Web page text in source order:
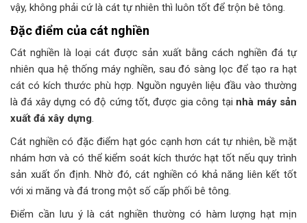
vậy, không phải cứ là cát tự nhiên thì luôn tốt để trộn bê tông.
Đặc điểm của cát nghiền
Cát nghiền là loại cát được sản xuất bằng cách nghiền đá tự
nhiên qua hệ thống máy nghiền, sau đó sàng lọc để tạo ra hạt
cát có kích thước phù hợp. Nguồn nguyên liệu đầu vào thường
là đá xây dựng có độ cứng tốt, được gia công tại nhà máy sản
xuất đá xây dựng.
Cát nghiền có đặc điểm hạt góc cạnh hơn cát tự nhiên, bề mặt
nhám hơn và có thể kiểm soát kích thước hạt tốt nếu quy trình
sản xuất ổn định. Nhờ đó, cát nghiền có khả năng liên kết tốt
với xi măng và đá trong một số cấp phối bê tông.
Điểm cần lưu ý là cát nghiền thường có hàm lượng hạt mịn